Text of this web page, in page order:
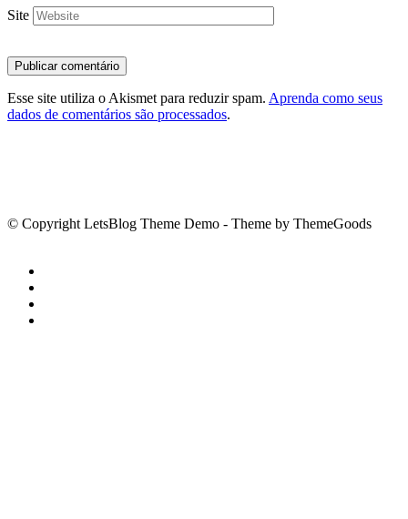
Site
Esse site utiliza o Akismet para reduzir spam. Aprenda como seus
dados de comentários são processados.
© Copyright LetsBlog Theme Demo - Theme by ThemeGoods